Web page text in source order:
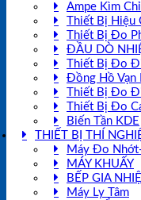
Ampe Kìm
Thiết Bị
Thiết Bị Đo
ĐẦU DÒ
Thiết Bị Đo
Đồng Hồ Vạn
Thiết Bị Đo
Thiết Bị Đo
Biến Tần KDE
THIẾT BỊ THÍ
Máy Đo
MÁY KHUẤY
BẾP GIA
Máy Ly Tâm